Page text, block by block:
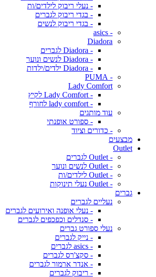
- נעלי ריבוק לילדים/ות
- בגדי ריבוק לגברים
- בגדי ריבוק לנשים
- asics
Diadora
- Diadora לגברים
- Diadora לנשים ונוער
- Diadora ילדים/ילדות
- PUMA
Lady Comfort
- Lady Comfort לקיץ
- lady comfort לחורף
עוד מותגים
- ספורט אופנתי
- כדורים וציוד
מבצעים
Outlet
- Outlet לגברים
- Outlet לנשים ונוער
- Outlet לילדים/ות
- Outlet נעלי תינוקות
גברים
נעליים לגברים
- נעלי אופנה ואירועים לגברים
- סנדלים וכפכפים לגברים
נעלי ספורט גברים
- נייק לגברים
- asics לגברים
- סקצ'רס לגברים
- אנדר ארמור לגברים
- ריבוק לגברים